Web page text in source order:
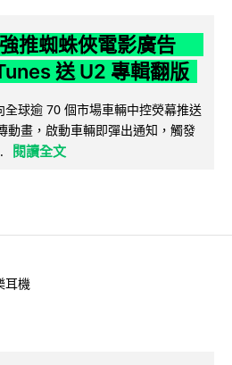
推蜘蛛俠電影廣告
送 U2 專輯翻版
球逾 70 個市場車輛中控熒幕推送
動畫，啟動車輛即彈出通知，觸發
閱讀全文
耳機